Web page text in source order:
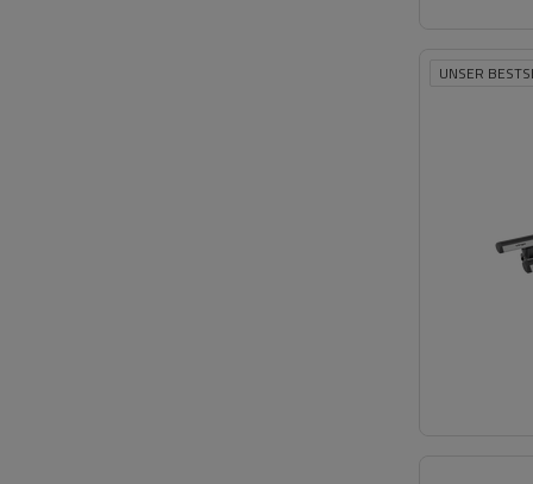
UNSER